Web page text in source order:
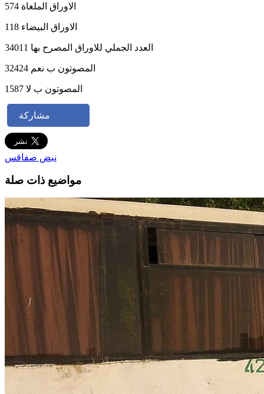
الاوراق الملغاة 574
الاوراق البيضاء 118
العدد الجملي للاوراق المصرح بها 34011
المصوتون ب نعم 32424
المصوتون ب لا 1587
مشاركة
نبض صفاقس
مواضيع ذات صلة